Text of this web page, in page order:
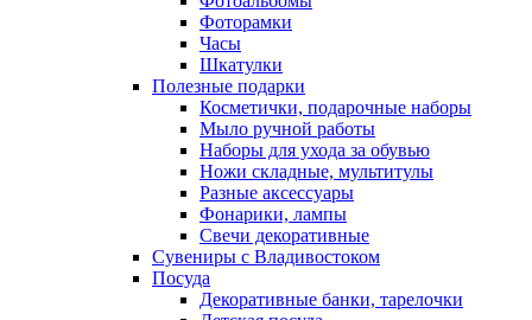
Фоторамки
Часы
Шкатулки
Полезные подарки
Косметички, подарочные наборы
Мыло ручной работы
Наборы для ухода за обувью
Ножи складные, мультитулы
Разные аксессуары
Фонарики, лампы
Свечи декоративные
Сувениры с Владивостоком
Посуда
Декоративные банки, тарелочки